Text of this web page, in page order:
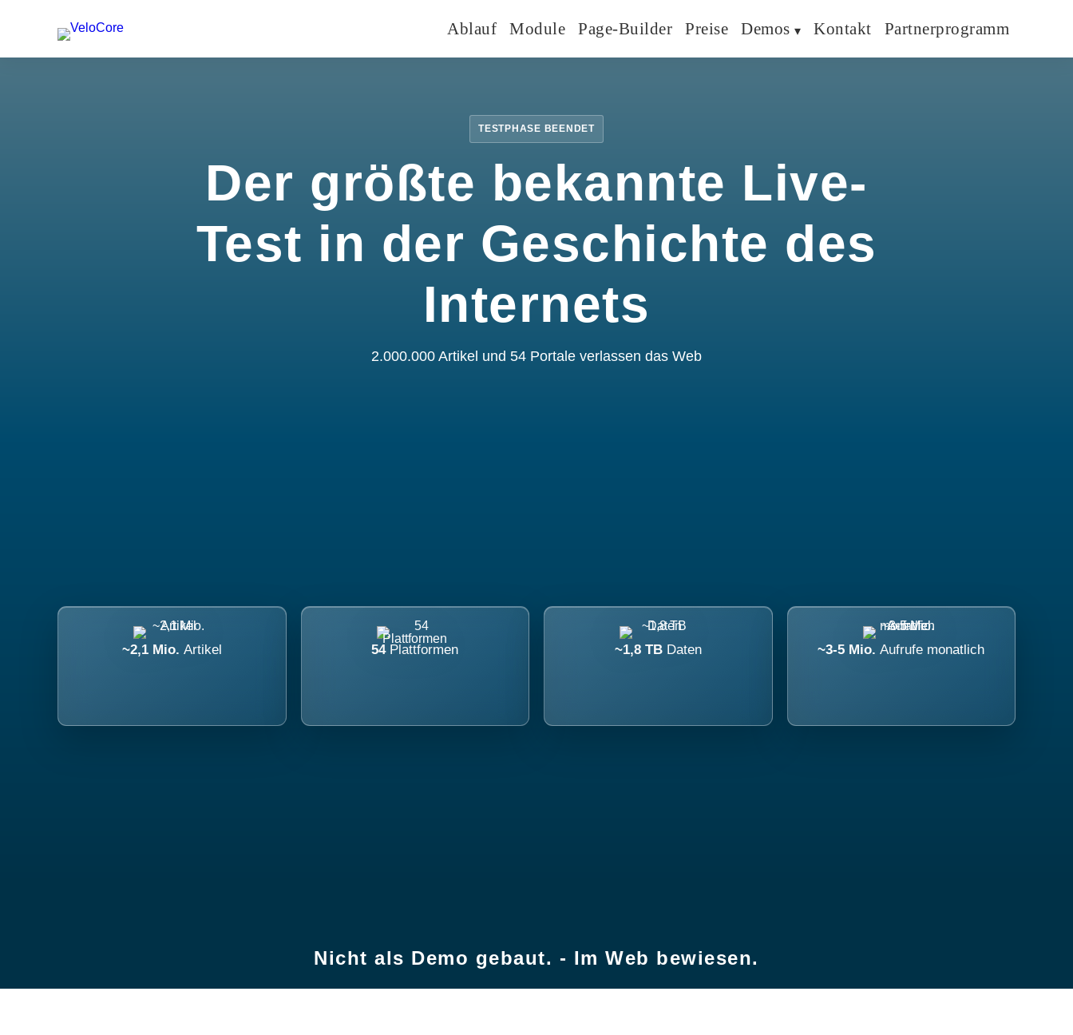
Ablauf Module Page-Builder Preise Demos Kontakt Partnerprogramm
TESTPHASE BEENDET
Der größte bekannte Live-
Test in der Geschichte des
Internets
2.000.000 Artikel und 54 Portale verlassen das Web
~2,1 Mio. Artikel 54 Plattformen ~1,8 TB Daten ~3-5 Mio.Aufrufe monatlich
Nicht als Demo gebaut. - Im Web bewiesen.